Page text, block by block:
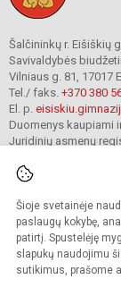
Šioje svetainėje
paslaugų kokybę,
patirtį. Spustelėję
slapukų naudojimu
sutikimus, prašome
Šalčininkų r. Eišiškių
Savivaldybės
Vilniaus g. 81, 17017
Tel./ faks. +370 380
El. p.
Duomenys kaupiami
Juridinių asmenų
© 2024.
Kopijuoti turinį be